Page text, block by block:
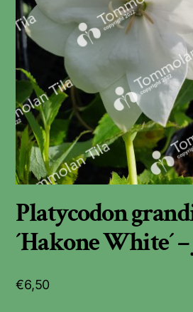
Platycodon
´Hakone White´
€6,50